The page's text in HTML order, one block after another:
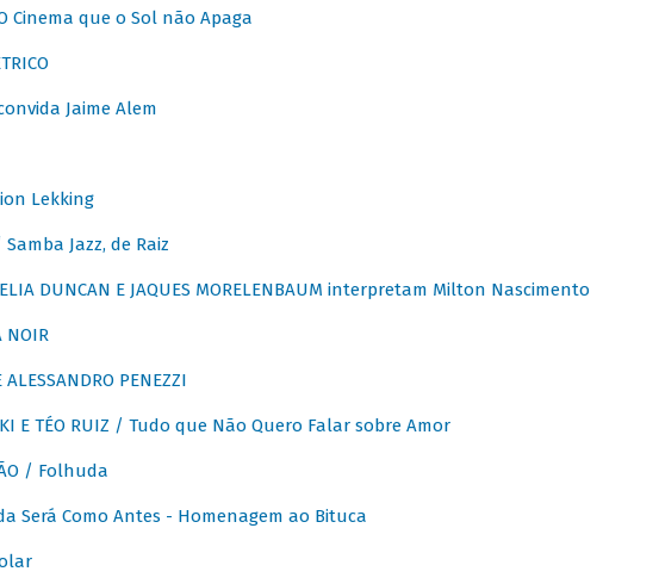
Cinema que o Sol não Apaga
Jaime Alem
Lekking
Samba Jazz, de Raiz
DUNCAN E JAQUES MORELENBAUM interpretam Milton Nascimento
NOIR
ALESSANDRO PENEZZI
E TÉO RUIZ / Tudo que Não Quero Falar sobre Amor
/ Folhuda
Será Como Antes - Homenagem ao Bituca